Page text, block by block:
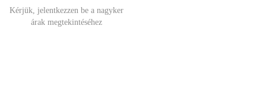
Kérjük, jelentkezzen be a nagyker
árak megtekintéséhez